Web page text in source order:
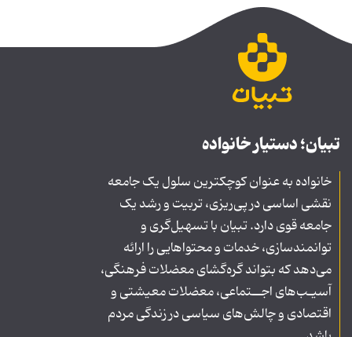
تبیان؛ دستیار خانواده
خانواده به عنوان کوچکترین سلول یک جامعه
نقشی اساسی در پی‌ریزی، تربیت و رشد یک
جامعه قوی دارد. تبیان با تسهیل‌گری و
توانمندسازی، خدمات و محتواهایی را ارائه
می‌دهد که بتواند گره‌گشای معضلات فرهنگی،
آسیـب‌های اجــتماعی، معضلات معیشتی و
اقتصادی و چالش‌های سیاسی در زندگی مردم